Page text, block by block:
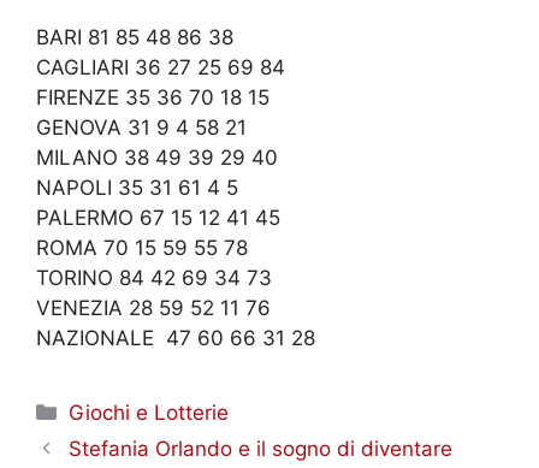
BARI 81 85 48 86 38
CAGLIARI 36 27 25 69 84
FIRENZE 35 36 70 18 15
GENOVA 31 9 4 58 21
MILANO 38 49 39 29 40
NAPOLI 35 31 61 4 5
PALERMO 67 15 12 41 45
ROMA 70 15 59 55 78
TORINO 84 42 69 34 73
VENEZIA 28 59 52 11 76
NAZIONALE 47 60 66 31 28
Categorie
Giochi e Lotterie
Stefania Orlando e il sogno di diventare